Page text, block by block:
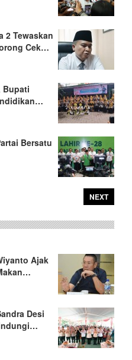
2 Tewaskan
Cek…
Bupati
Bersatu
NEXT
Ajak
Desi